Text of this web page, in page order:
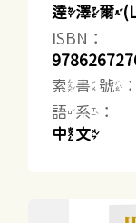
達澤爾
ISBN：
索書號
語系：
中文